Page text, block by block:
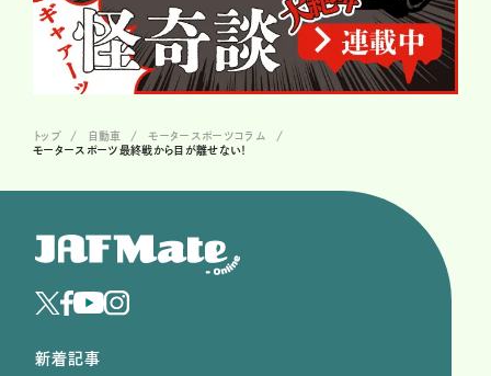
トップ 自動車
モータースポーツコラム
モータースポーツ最終戦から目が離せない！
新着記事